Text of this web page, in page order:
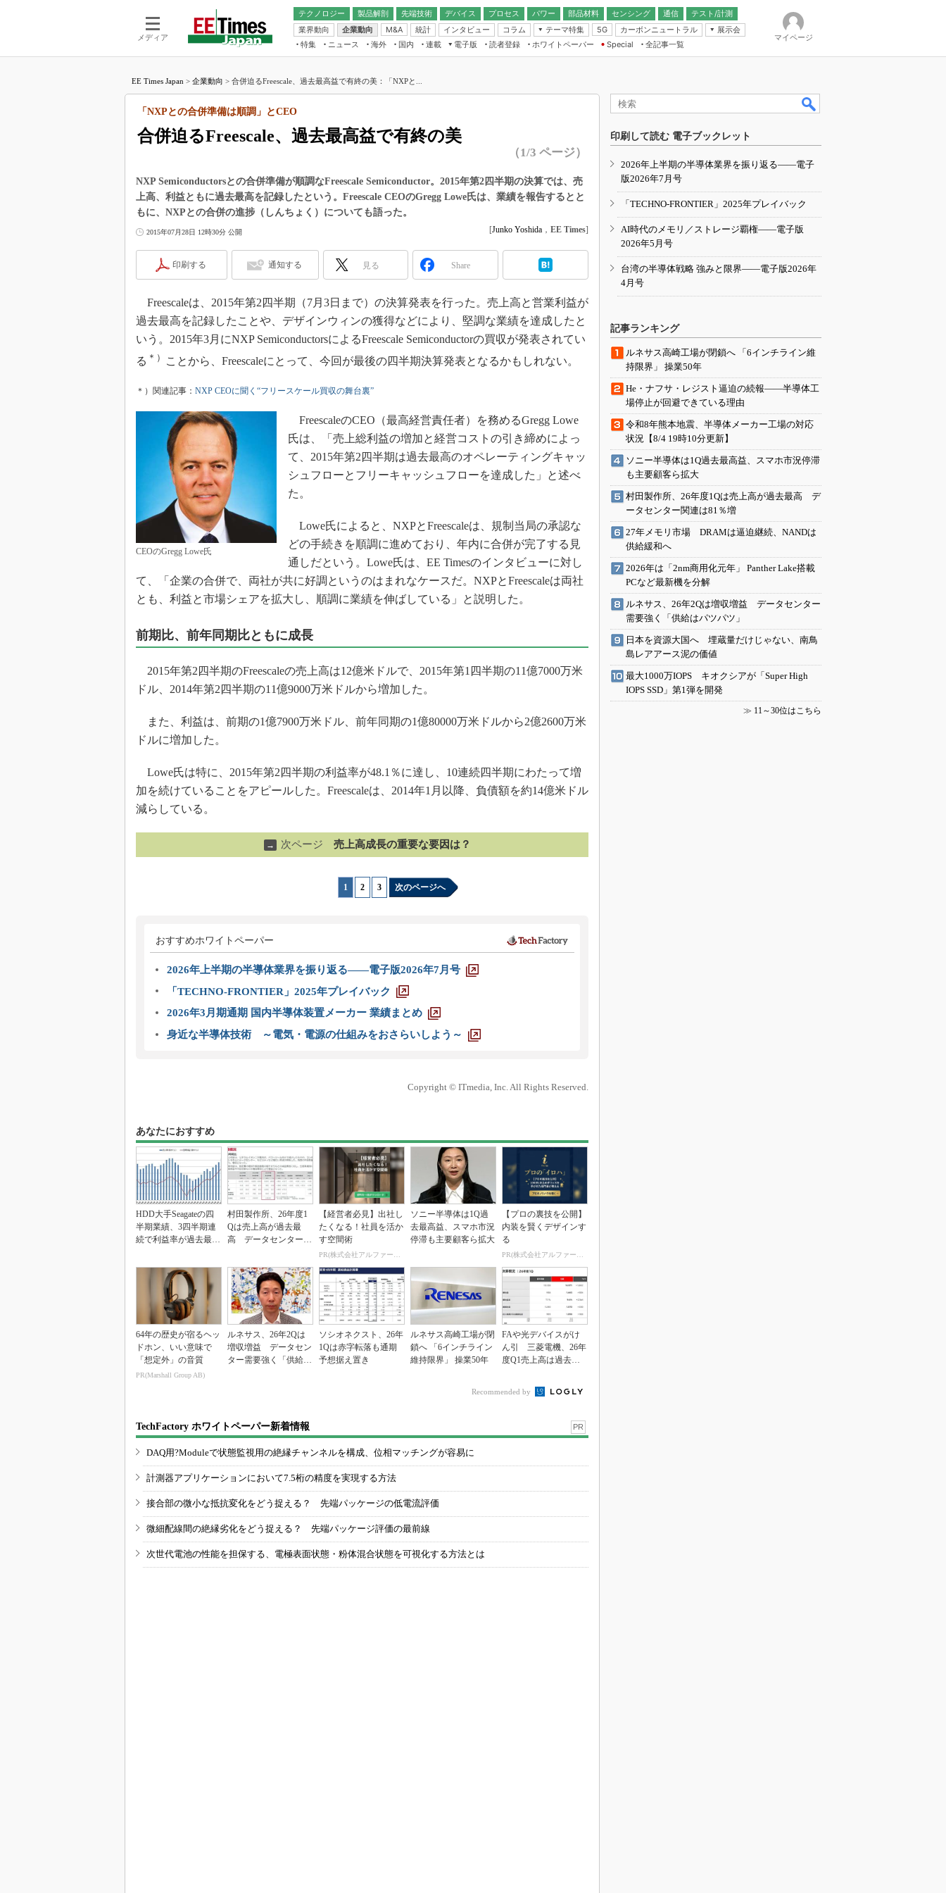
メディア
テクノロジー 製品解剖
先端技術
電池／エネルギー
デバイス
アナログ
マイコン
プロセス パワー 部品材料 センシング
通信
無線
テスト/計測
業界動向
企業動向 M&A 統計 インタビュー コラム
テーマ特集
フィジカルAI
読者調査（EE Times Research）
IoT
電源設計（EDN Japan）
5G カーボンニュートラル
展示会
IoT・エッジコンピューティング
EXPO
TECHNO-FRONTIER
人とくるま展
特集 ニュース 海外 国内
連載
福田昭のデバイス通信
大山聡の業界スコープ
リタイア直前エンジニアの社会人大
学漂流記
世界を「数字」で回してみよう
この10年で起こったこと、次の10年
で起こること
製品分解で探るアジアの新トレンド
光伝送技術を知る
“異端児エンジニア”が仕掛けた社内
JASA発IoT通信
IHSアナリスト「未来展望」
「英語に愛されないエンジニア」の
ための新行動論
電子版
電子ブックレット
読者登録 ホワイトペーパー
Special
全記事一覧
マイページ
EE Times Japan > 企業動向 > 合併迫るFreescale、過去最高益で有終の美：「NXPと...
合併迫るFreescale、過去最高益で有終の美
「NXPとの合併準備は順調」とCEO
（1/3 ページ）
NXP Semiconductorsとの合併準備が順調なFreescale Semiconductor。2015年第2四半期の決算では、売
上高、利益ともに過去最高を記録したという。Freescale CEOのGregg Lowe氏は、業績を報告するとと
もに、NXPとの合併の進捗（しんちょく）についても語った。
2015年07月28日 12時30分 公開 [Junko Yoshida ， EE Times]
印刷する 通知する 見る Share
Freescaleは、2015年第2四半期（7月3日まで）の決算発表を行った。売上高と営業利益が
過去最高を記録したことや、デザインウィンの獲得などにより、堅調な業績を達成したと
いう。2015年3月にNXP SemiconductorsによるFreescale Semiconductorの買収が発表されてい
る ＊） ことから、Freescaleにとって、今回が最後の四半期決算発表となるかもしれない。
＊）関連記事： NXP CEOに聞く“フリースケール買収の舞台裏”
CEOのGregg Lowe氏
FreescaleのCEO（最高経営責任者）を務めるGregg Lowe
氏は、「売上総利益の増加と経営コストの引き締めによっ
て、2015年第2四半期は過去最高のオペレーティングキャッ
シュフローとフリーキャッシュフローを達成した」と述べ
た。
Lowe氏によると、NXPとFreescaleは、規制当局の承認な
どの手続きを順調に進めており、年内に合併が完了する見
通しだという。Lowe氏は、EE Timesのインタビューに対し
て、「企業の合併で、両社が共に好調というのはまれなケースだ。NXPとFreescaleは両社
とも、利益と市場シェアを拡大し、順調に業績を伸ばしている」と説明した。
前期比、前年同期比ともに成長
2015年第2四半期のFreescaleの売上高は12億米ドルで、2015年第1四半期の11億7000万米
ドル、2014年第2四半期の11億9000万米ドルから増加した。
また、利益は、前期の1億7900万米ドル、前年同期の1億80000万米ドルから2億2600万米
ドルに増加した。
Lowe氏は特に、2015年第2四半期の利益率が48.1％に達し、10連続四半期にわたって増
加を続けていることをアピールした。Freescaleは、2014年1月以降、負債額を約14億米ドル
減らしている。
→ 次ページ 売上高成長の重要な要因は？
1 2 3 次のページへ
おすすめホワイトペーパー
2026年上半期の半導体業界を振り返る――電子版2026年7月号
「TECHNO-FRONTIER」2025年プレイバック
2026年3月期通期 国内半導体装置メーカー 業績まとめ
身近な半導体技術 ～電気・電源の仕組みをおさらいしよう～
Copyright © ITmedia, Inc. All Rights Reserved.
あなたにおすすめ
HDD大手Seagateの四
半期業績、3四半期連
続で利益率が過去最高
村田製作所、26年度1
Qは売上高が過去最
高 データセンター関
【経営者必見】出社し
たくなる！社員を活か
す空間術
ソニー半導体は1Q過
去最高益、スマホ市況
停滞も主要顧客ら拡大
【プロの裏技を公開】
内装を賢くデザインす
る
64年の歴史が宿るヘッ
ドホン、いい意味で
「想定外」の音質
PR(Marshall Group AB)
ルネサス、26年2Qは
増収増益 データセン
ター需要強く「供給は
ソシオネクスト、26年
1Qは赤字転落も通期
予想据え置き
ルネサス高崎工場が閉
鎖へ 「6インチライン
維持限界」 操業50年
FAや光デバイスがけ
ん引 三菱電機、26年
度Q1売上高は過去最
Recommended by
TechFactory ホワイトペーパー新着情報 PR
DAQ用?Moduleで状態監視用の絶縁チャンネルを構成、位相マッチングが容易に
計測器アプリケーションにおいて7.5桁の精度を実現する方法
接合部の微小な抵抗変化をどう捉える？ 先端パッケージの低電流評価
微細配線間の絶縁劣化をどう捉える？ 先端パッケージ評価の最前線
次世代電池の性能を担保する、電極表面状態・粉体混合状態を可視化する方法とは
印刷して読む 電子ブックレット
2026年上半期の半導体業界を振り返る――電子
版2026年7月号
「TECHNO-FRONTIER」2025年プレイバック
AI時代のメモリ／ストレージ覇権――電子版
2026年5月号
台湾の半導体戦略 強みと限界――電子版2026年
4月号
記事ランキング
ルネサス高崎工場が閉鎖へ 「6インチライン維
持限界」 操業50年
He・ナフサ・レジスト逼迫の続報――半導体工
場停止が回避できている理由
令和8年熊本地震、半導体メーカー工場の対応
状況【8/4 19時10分更新】
ソニー半導体は1Q過去最高益、スマホ市況停滞
も主要顧客ら拡大
村田製作所、26年度1Qは売上高が過去最高 デ
ータセンター関連は81％増
27年メモリ市場 DRAMは逼迫継続、NANDは
供給緩和へ
2026年は「2nm商用化元年」 Panther Lake搭載
PCなど最新機を分解
ルネサス、26年2Qは増収増益 データセンター
需要強く「供給はパツパツ」
日本を資源大国へ 埋蔵量だけじゃない、南鳥
島レアアース泥の価値
最大1000万IOPS キオクシアが「Super High
IOPS SSD」第1弾を開発
≫ 11～30位はこちら